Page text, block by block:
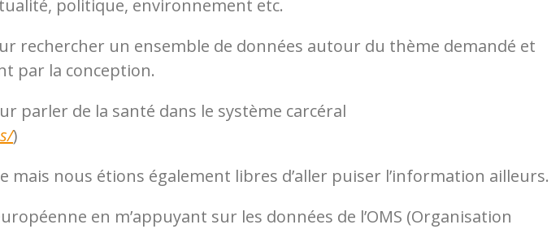
politique, environnement etc.
rechercher un ensemble de données autour du thème demandé et
par la conception.
parler de la santé dans le système carcéral
)
nous étions également libres d’aller puiser l’information ailleurs.
en m’appuyant sur les données de l’OMS (Organisation